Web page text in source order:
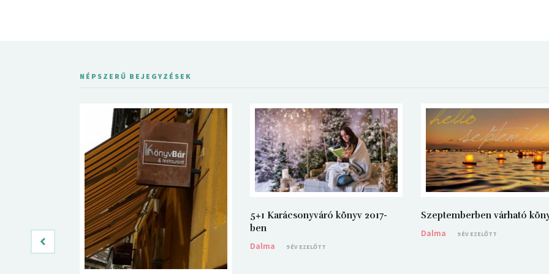
NÉPSZERŰ BEJEGYZÉSEK
5+1 Karácsonyváró könyv 2017-
ben
Dalma
9 ÉV EZELŐTT
Szeptemberben várható
Dalma
9 ÉV EZELŐTT